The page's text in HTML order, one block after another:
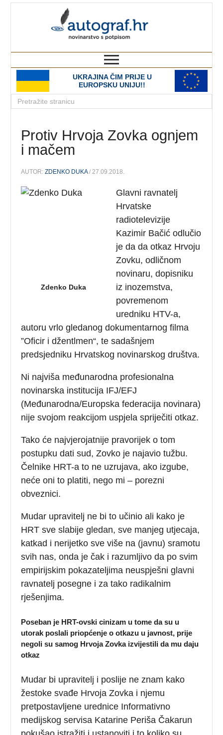
UKRAJINA ČIM PRIJE U
EUROPSKU UNIJU!!
Protiv Hrvoja Zovka ognjem
i mačem
AUTOR:ZDENKO DUKA/ 27.09.2018.
Zdenko Duka
Glavni ravnatelj
Hrvatske
radiotelevizije
Kazimir Bačić odlučio
je da da otkaz Hrvoju
Zovku, odličnom
novinaru, dopisniku
iz inozemstva,
povremenom
uredniku HTV-a,
autoru vrlo gledanog dokumentarnog filma
”Oficir i džentlmen“, te sadašnjem
predsjedniku Hrvatskog novinarskog društva.
Ni najviša međunarodna profesionalna
novinarska institucija IFJ/EFJ
(Međunarodna/Europska federacija novinara)
nije svojom reakcijom uspjela spriječiti otkaz.
Tako će najvjerojatnije pravorijek o tom
postupku dati sud, Zovko je najavio tužbu.
Čelnike HRT-a to ne uzrujava, ako izgube,
neće oni to platiti, nego mi – porezni
obveznici.
Mudar upravitelj ne bi to učinio ali kako je
HRT sve slabije gledan, sve manjeg utjecaja,
katkad i nerijetko sve više na (javnu) sramotu
svih nas, onda je čak i razumljivo da po svim
empirijskim pokazateljima neuspješni glavni
ravnatelj posegne i za tako radikalnim
rješenjima.
Poseban je HRT-ovski cinizam u tome da su u
utorak poslali priopćenje o otkazu u javnost, prije
negoli su samog Hrvoja Zovka izvijestili da mu daju
otkaz
Mudar bi upravitelj i poslije ne znam kako
žestoke svađe Hrvoja Zovka i njemu
pretpostavljene urednice Informativno
medijskog servisa Katarine Periša Čakarun